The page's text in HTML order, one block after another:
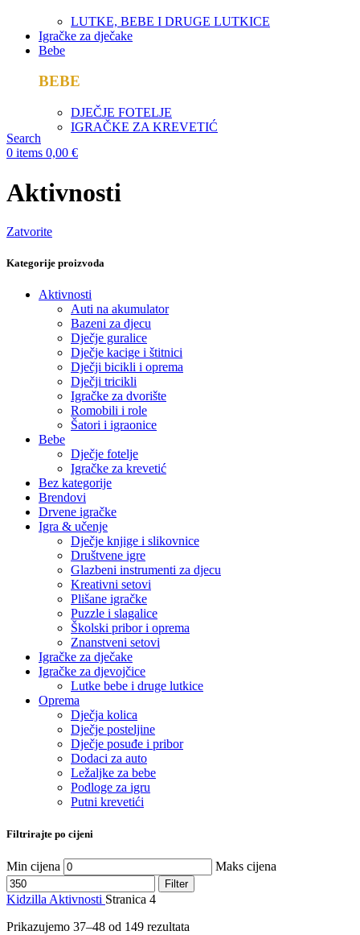
LUTKE, BEBE I DRUGE LUTKICE
Igračke za dječake
Bebe
BEBE
DJEČJE FOTELJE
IGRAČKE ZA KREVETIĆ
Search
0 items 0,00 €
Aktivnosti
Zatvorite
Kategorije proizvoda
Aktivnosti
Auti na akumulator
Bazeni za djecu
Dječje guralice
Dječje kacige i štitnici
Dječji bicikli i oprema
Dječji tricikli
Igračke za dvorište
Romobili i role
Šatori i igraonice
Bebe
Dječje fotelje
Igračke za krevetić
Bez kategorije
Brendovi
Drvene igračke
Igra & učenje
Dječje knjige i slikovnice
Društvene igre
Glazbeni instrumenti za djecu
Kreativni setovi
Plišane igračke
Puzzle i slagalice
Školski pribor i oprema
Znanstveni setovi
Igračke za dječake
Igračke za djevojčice
Lutke bebe i druge lutkice
Oprema
Dječja kolica
Dječje posteljine
Dječje posuđe i pribor
Dodaci za auto
Ležaljke za bebe
Podloge za igru
Putni krevetići
Filtrirajte po cijeni
Min cijena Maks cijena
Filter
Kidzilla Aktivnosti Stranica 4
Prikazujemo 37–48 od 149 rezultata